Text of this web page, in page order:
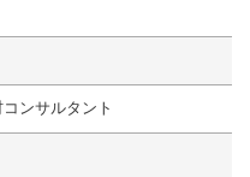
ンサルタント